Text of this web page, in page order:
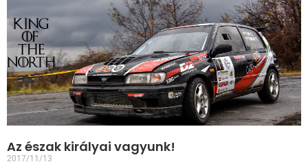
Az észak királyai vagyunk!
2017/11/13